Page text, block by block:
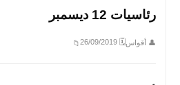
رئاسيات 12 ديسمبر
👤 أقواس🗓 26/09/2019
📁